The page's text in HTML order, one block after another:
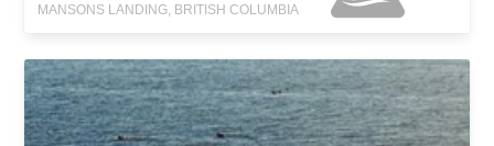
MANSONS LANDING, BRITISH COLUMBIA